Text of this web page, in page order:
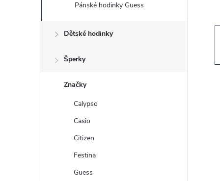
n
Pánské hodinky Guess
Dětské hodinky
Šperky
Značky
Calypso
Casio
Citizen
Festina
Guess